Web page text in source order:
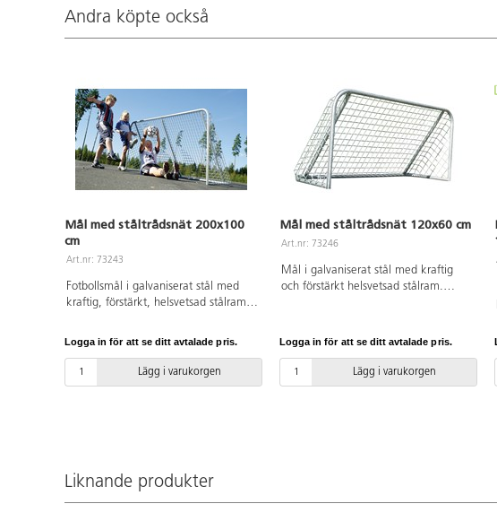
Andra köpte också
Mål med ståltrådsnät 200x100
cm
Art.nr: 73243
Fotbollsmål i galvaniserat stål med
kraftig, förstärkt, helsvetsad stålram.
Logga in för att se ditt avtalade pris.
Lägg i varukorgen
Mål med ståltrådsnät 120x60 cm
Art.nr: 73246
Mål i galvaniserat stål med kraftig
och förstärkt helsvetsad stålram.
Logga in för att se ditt avtalade pris.
Lägg i varukorgen
Liknande produkter